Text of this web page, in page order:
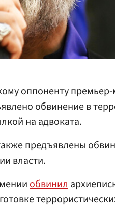
оппоненту
обвинение в
на адвоката.
предъявлены
власти.
обвинил